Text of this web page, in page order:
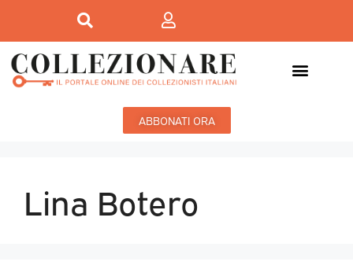
ABBONATI ORA
Lina Botero